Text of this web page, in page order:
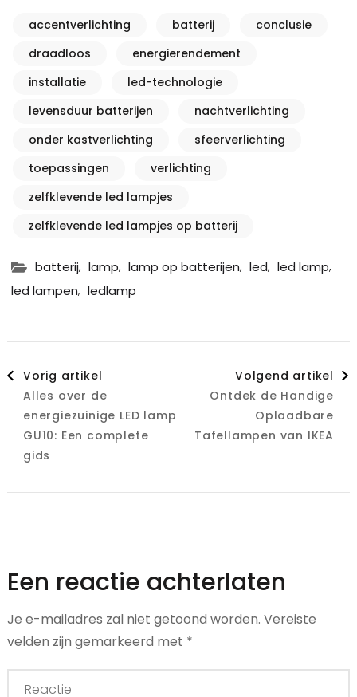
accentverlichting batterij
conclusie
draadloos
energierendement
installatie
led-technologie
levensduur batterijen
nachtverlichting
onder kastverlichting
sfeerverlichting
toepassingen
verlichting
zelfklevende led lampjes
zelfklevende led lampjes op batterij
batterij, lamp, lamp op batterijen, led, led lamp,
led lampen, ledlamp
Berichtnavigatie
Vorig artikel
Alles over de
energiezuinige LED lamp
GU10: Een complete
gids
Volgend artikel
Ontdek de Handige
Oplaadbare
Tafellampen van IKEA
Een reactie achterlaten
Je e-mailadres zal niet getoond worden. Vereiste
velden zijn gemarkeerd met *